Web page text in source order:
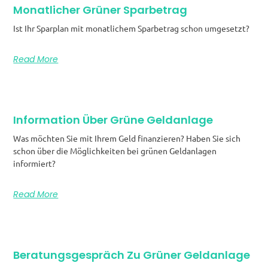
Monatlicher Grüner Sparbetrag
Ist Ihr Sparplan mit monatlichem Sparbetrag schon umgesetzt?
Read More
Information Über Grüne Geldanlage
Was möchten Sie mit Ihrem Geld finanzieren? Haben Sie sich
schon über die Möglichkeiten bei grünen Geldanlagen
informiert?
Read More
Beratungsgespräch Zu Grüner Geldanlage